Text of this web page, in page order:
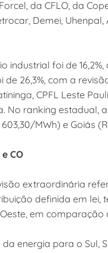
da CFLO, da
Demei, Uhenpal,
industrial foi de
26,3%, com a revisão
CPFL Leste
No ranking
MWh) e Goiás
CO
extraordinária
definida em lei,
em
energia para o Sul,